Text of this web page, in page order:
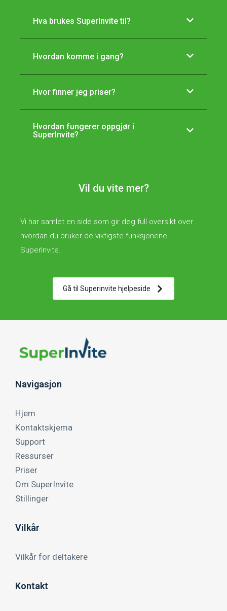
Vil du vite mer?
Vi har samlet en side som gir deg full oversikt over
hvordan du bruker de viktigste funksjonene i
SuperInvite.
Gå til Superinvite hjelpeside
Hva brukes SuperInvite til?
Hvordan komme i gang?
Hvor finner jeg priser?
Hvordan fungerer oppgjør i
SuperInvite?
Navigasjon
Hjem
Kontaktskjema
Support
Ressurser
Priser
Om SuperInvite
Stillinger
Vilkår
Vilkår for deltakere
Kontakt